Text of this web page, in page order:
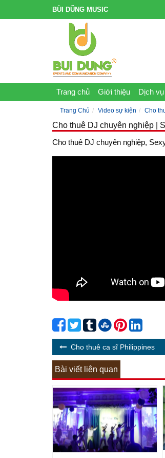
BÙI DŨNG MUSIC
Trang chủ Giới thiệu Dịch vụ
Trang Chủ Video sự kiện Cho
Cho thuê DJ chuyên nghiệp |
Cho thuê DJ chuyên nghiệp,
Cho thuê ca sĩ Philippines
Bài viết liên quan